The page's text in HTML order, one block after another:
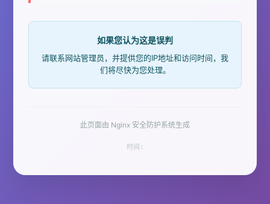
如果您认为这是误判
请联系网站管理员，并提供您的IP地址和访问时间，我
们将尽快为您处理。
此页面由 Nginx 安全防护系统生成
时间: